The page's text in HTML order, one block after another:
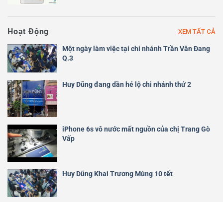
Hoạt Động XEM TẤT CẢ
Một ngày làm việc tại chi nhánh Trần Văn Đang
Q.3
Huy Dũng đang dần hé lộ chi nhánh thứ 2
iPhone 6s vô nước mất nguồn của chị Trang Gò
Vấp
Huy Dũng Khai Trương Mùng 10 tết